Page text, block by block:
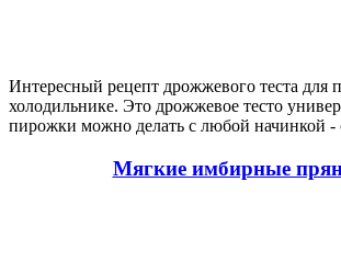
Интересный рецепт дрожжевого теста для
холодильнике. Это дрожжевое тесто
пирожки можно делать с любой начинкой -
Мягкие имбирные